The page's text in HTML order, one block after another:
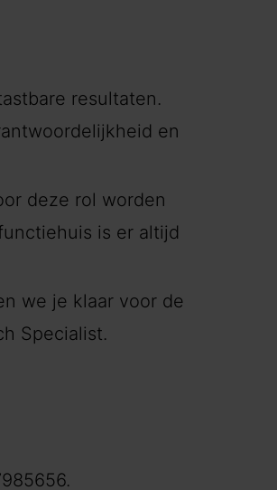
resultaten.
en
deze rol worden
is er altijd
we je klaar voor de
Specialist.